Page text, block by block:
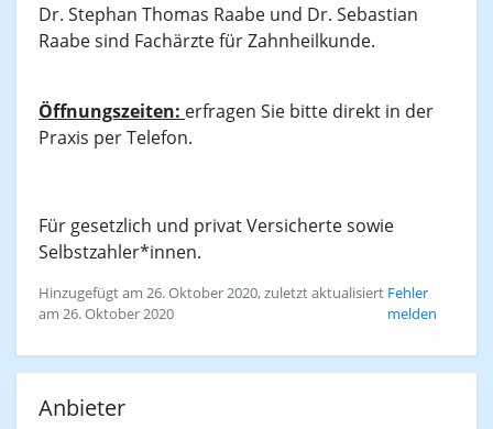
Dr. Stephan Thomas Raabe und Dr. Sebastian
Raabe sind Fachärzte für Zahnheilkunde.
Öffnungszeiten: erfragen Sie bitte direkt in der
Praxis per Telefon.
Für gesetzlich und privat Versicherte sowie
Selbstzahler*innen.
Hinzugefügt am 26. Oktober 2020, zuletzt aktualisiert
am 26. Oktober 2020
Fehler
melden
Anbieter